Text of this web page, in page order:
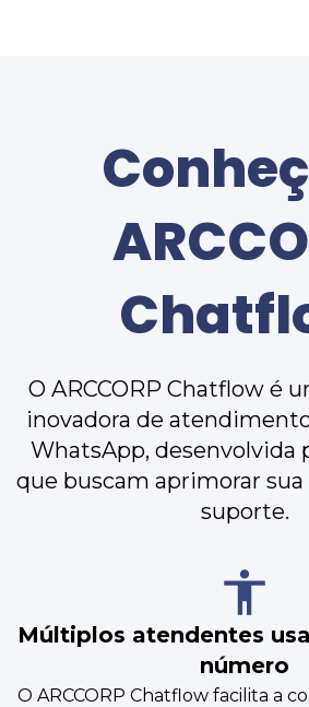
O ARCCORP Chatflow é
inovadora de
WhatsApp, desenvolvida
que buscam aprimorar
suporte.
Múltiplos atendentes
número
O ARCCORP Chatflow facilita a